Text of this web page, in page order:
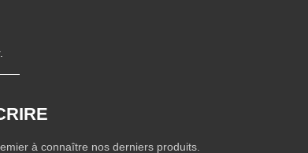
à connaître nos derniers produits.